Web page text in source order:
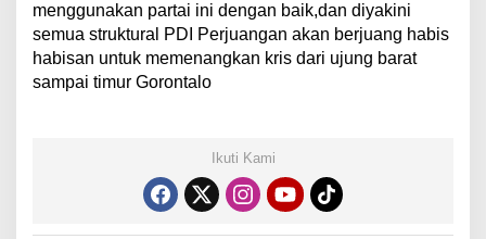
menggunakan partai ini dengan baik,dan diyakini
semua struktural PDI Perjuangan akan berjuang habis
habisan untuk memenangkan kris dari ujung barat
sampai timur Gorontalo
Ikuti Kami